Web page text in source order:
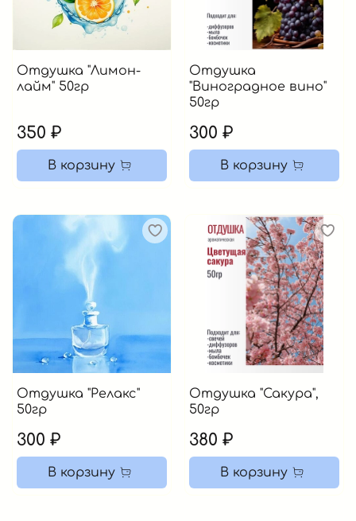
Отдушка "Лимон-
лайм" 50гр
350 ₽
В корзину
Отдушка
"Виноградное вино"
50гр
300 ₽
В корзину
Отдушка "Релакс"
50гр
300 ₽
В корзину
Отдушка "Сакура",
50гр
380 ₽
В корзину